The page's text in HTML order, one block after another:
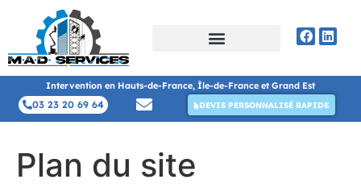
Intervention en Hauts-de-France, Île-de-France et Grand Est
03 23 20 69 64 DEVIS PERSONNALISÉ RAPIDE
Plan du site